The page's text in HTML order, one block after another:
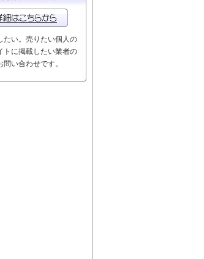
たい。売りたい個人の
トに掲載したい業者の
問い合わせです。